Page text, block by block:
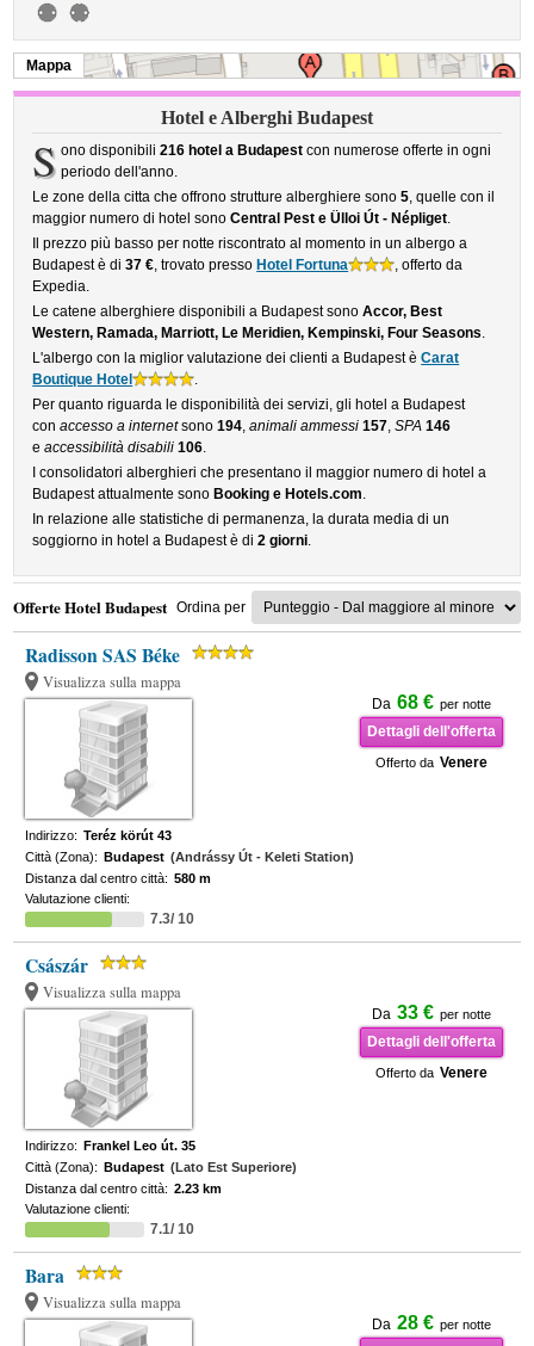
Mappa
Hotel e Alberghi Budapest
S ono disponibili 216 hotel a Budapestcon numerose offerte in ogni
periodo dell'anno.
Le zone della citta che offrono strutture alberghiere sono5, quelle con il
maggior numero di hotel sonoCentral Pest e Ülloi Út - Népliget.
Il prezzo più basso per notte riscontrato al momento in un albergo a
Budapest è di37 €, trovato presso Hotel Fortuna
, offerto da
Expedia.
Le catene alberghiere disponibili a Budapest sonoAccor, Best
Western, Ramada, Marriott, Le Meridien, Kempinski, Four Seasons.
L'albergo con la miglior valutazione dei clienti a Budapest èCarat
Boutique Hotel
.
Per quanto riguarda le disponibilità dei servizi, gli hotel a Budapest
conaccesso a internetsono194,animali ammessi 157,SPA 146
eaccessibilità disabili 106.
I consolidatori alberghieri che presentano il maggior numero di hotel a
Budapest attualmente sono Booking e Hotels.com.
In relazione alle statistiche di permanenza, la durata media di un
soggiorno in hotel a Budapest è di2 giorni.
Offerte Hotel Budapest Ordina per
Radisson SAS Béke
Visualizza sulla mappa
Da 68 € per notte
Dettagli dell'offerta
Offerto da Venere
Indirizzo: Teréz körút 43
Città (Zona): Budapest (Andrássy Út - Keleti Station)
Distanza dal centro città: 580 m
Valutazione clienti:
7.3/ 10
Császár
Visualizza sulla mappa
Da 33 € per notte
Dettagli dell'offerta
Offerto da Venere
Indirizzo: Frankel Leo út. 35
Città (Zona): Budapest (Lato Est Superiore)
Distanza dal centro città: 2.23 km
Valutazione clienti:
7.1/ 10
Bara
Visualizza sulla mappa
Da 28 € per notte